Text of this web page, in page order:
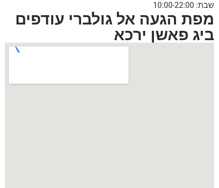
שבת: 10:00-22:00
מפת הגעה אל גולברי עודפים
ביג פאשן ירכא